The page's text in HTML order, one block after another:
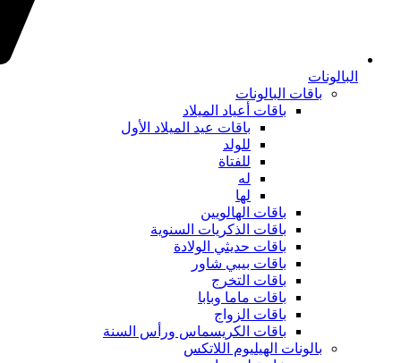
البالونات
باقات البالونات
باقات أعياد الميلاد
باقات عيد الميلاد الأول
للولد
للفتاة
له
لها
باقات الهالويين
باقات الذكريات السنوية
باقات حديثي الولادة
باقات بيبي شاور
باقات التخرج
باقات ماما وبابا
باقات الزواج
باقات الكريسماس ورأس السنة
بالونات الهيليوم اللاتكس